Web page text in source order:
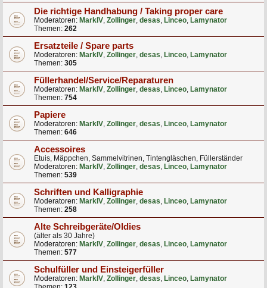
Die richtige Handhabung / Taking proper care
Moderatoren: MarkIV, Zollinger, desas, Linceo, Lamynator
Themen: 262
Ersatzteile / Spare parts
Moderatoren: MarkIV, Zollinger, desas, Linceo, Lamynator
Themen: 305
Füllerhandel/Service/Reparaturen
Moderatoren: MarkIV, Zollinger, desas, Linceo, Lamynator
Themen: 754
Papiere
Moderatoren: MarkIV, Zollinger, desas, Linceo, Lamynator
Themen: 646
Accessoires
Etuis, Mäppchen, Sammelvitrinen, Tintengläschen, Füllerständer
Moderatoren: MarkIV, Zollinger, desas, Linceo, Lamynator
Themen: 539
Schriften und Kalligraphie
Moderatoren: MarkIV, Zollinger, desas, Linceo, Lamynator
Themen: 258
Alte Schreibgeräte/Oldies
(älter als 30 Jahre)
Moderatoren: MarkIV, Zollinger, desas, Linceo, Lamynator
Themen: 577
Schulfüller und Einsteigerfüller
Moderatoren: MarkIV, Zollinger, desas, Linceo, Lamynator